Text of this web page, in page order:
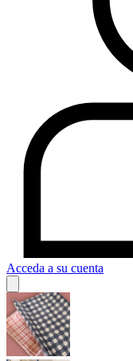
Acceda a su cuenta